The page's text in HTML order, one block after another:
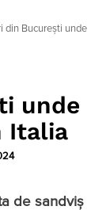
din București unde
unde
Italia
de sandviș